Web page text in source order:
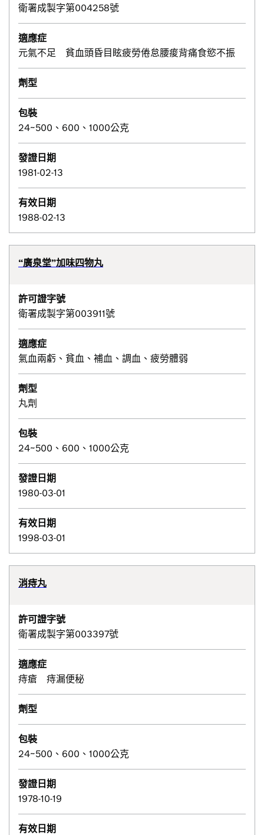
衛署成製字第004258號
適應症
元氣不足 貧血頭昏目眩疲勞倦怠腰痠背痛食慾不振
劑型
包裝
24~500、600、1000公克
發證日期
1981-02-13
有效日期
1988-02-13
“廣泉堂”加味四物丸
許可證字號
衛署成製字第003911號
適應症
氣血兩虧、貧血、補血、調血、疲勞體弱
劑型
丸劑
包裝
24~500、600、1000公克
發證日期
1980-03-01
有效日期
1998-03-01
消痔丸
許可證字號
衛署成製字第003397號
適應症
痔瘡 痔漏便秘
劑型
包裝
24~500、600、1000公克
發證日期
1978-10-19
有效日期